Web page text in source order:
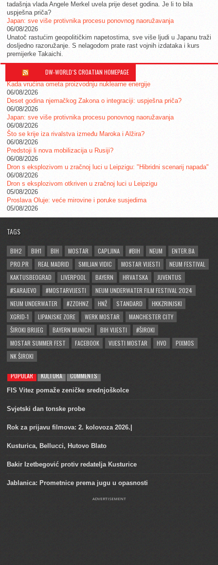
tadašnja vlada Angele Merkel uvela prije deset godina. Je li to bila
uspješna priča?
Japan: sve više protivnika procesu ponovnog naoružavanja
06/08/2026
Unatoč rastućim geopolitičkim napetostima, sve više ljudi u Japanu traži
dosljedno razoružanje. S nelagodom prate rast vojnih izdataka i kurs
premijerke Takaichi.
DW-WORLD´S CROATIAN HOMEPAGE
Kada vrućina ometa proizvodnju nuklearne energije
06/08/2026
Deset godina njemačkog Zakona o integraciji: uspješna priča?
06/08/2026
Japan: sve više protivnika procesu ponovnog naoružavanja
06/08/2026
Što se krije iza rivalstva između Maroka i Alžira?
06/08/2026
Predstoji li nova mobilizacija u Rusiji?
06/08/2026
Dron s eksplozivom u zračnoj luci u Leipzigu: "Hibridni scenarij napada"
06/08/2026
Dron s eksplozivom otkriven u zračnoj luci u Leipzigu
05/08/2026
Proslava Oluje: veće mirovine i poruke susjedima
05/08/2026
TAGS
BIH2 BIH1 BIH MOSTAR CAPLJINA #BIH NEUM
ENTER.BA
PRO.PR
REAL MADRID SMILJAN VIDIC MOSTAR VIJESTI
NEUM FESTIVAL
KAKTUSBEOGRAD
LIVERPOOL BAYERN HRVATSKA
JUVENTUS
#SARAJEVO
#MOSTARVIJESTI
NEUM UNDERWATER FILM FESTIVAL 2024
NEUM UNDERWATER
#ZZOHNZ HNŽ STANDARD
HKKZRINJSKI
XGRID-1
LIPANJSKE ZORE WERK MOSTAR
MANCHESTER CITY
ŠIROKI BRIJEG
BAYERN MUNICH BIH VIJESTI
#ŠIROKI
MOSTAR SUMMER FEST
FACEBOOK VIJESTI MOSTAR HVO
PIXMOS
NK ŠIROKI
POPULAR KULTURA COMMENTS
FIS Vitez pomaže zeničke srednjoškolce
Svjetski dan tonske probe
Rok za prijavu filmova: 2. kolovoza 2026.|
Kusturica, Bellucci, Hutovo Blato
Bakir Izetbegović protiv redatelja Kusturice
Jablanica: Prometnice prema jugu u opasnosti
ADVERTISEMENT